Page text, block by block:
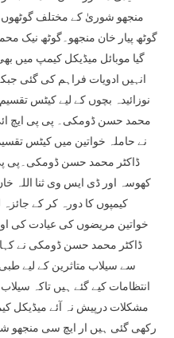
منجھو شوریٰ کے مختلف
گوٹھ پیار خان منجھو۔گوٹھ نیک
گیا موبائل میڈیکل کیمپ میں
انہیں ادویات فراہم کی گئی
نوزائیدہ بچوں کے لیے کیٹس
محمد حسن ڈومکی۔ پی پی ایچ
نے حاملہ خواتین میں کیٹس
ڈاکٹر محمد حسن ڈومکی۔پی
کھوسہ اور ڈی ایس وی ثنا اللہ
کیمپوں کا دورہ کر کے جائزہ
خواتین مریضوں کی عیادت کی
ڈاکٹر محمد حسن ڈومکی نے
سے سیلاب متاثرین کے لیے
انتظامات کیے گئے ہیں تاکہ
مشکلات درپیش نہ آئے میڈیکل
رکھی گئی ہیں ار ایچ سی منجھو